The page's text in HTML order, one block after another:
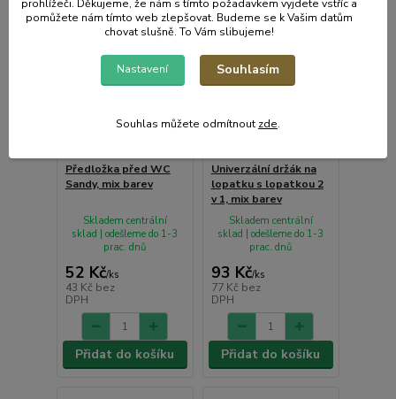
Předložka před WC
Sandy, mix barev
52 Kč/ks
43 Kč bez
DPH
Skladem centrální
sklad | odešleme do 1-3
prac. dnů
Přidat do košíku
Univerzální držák na
lopatku s lopatkou 2
v 1, mix barev
93 Kč/ks
77 Kč bez
DPH
Skladem centrální
sklad | odešleme do 1-3
prac. dnů
Přidat do košíku
prohlížeči. Děkujeme, že nám s tímto požadavkem vyjdete vstříc a
pomůžete nám tímto web zlepšovat. Budeme se k Vašim datům
chovat slušně. To Vám slibujeme!
Nastavení Souhlasím
Souhlas můžete odmítnout zde.